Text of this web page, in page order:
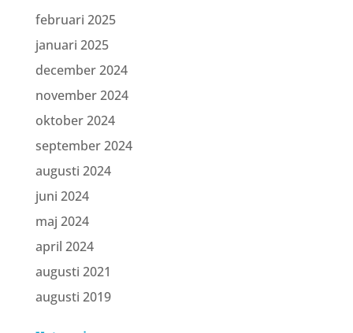
februari 2025
januari 2025
december 2024
november 2024
oktober 2024
september 2024
augusti 2024
juni 2024
maj 2024
april 2024
augusti 2021
augusti 2019